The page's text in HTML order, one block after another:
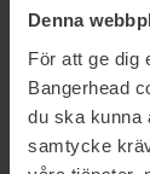
Denna
För att ge dig
Bangerhead
du ska kunna
samtycke
Arvostelut (5)